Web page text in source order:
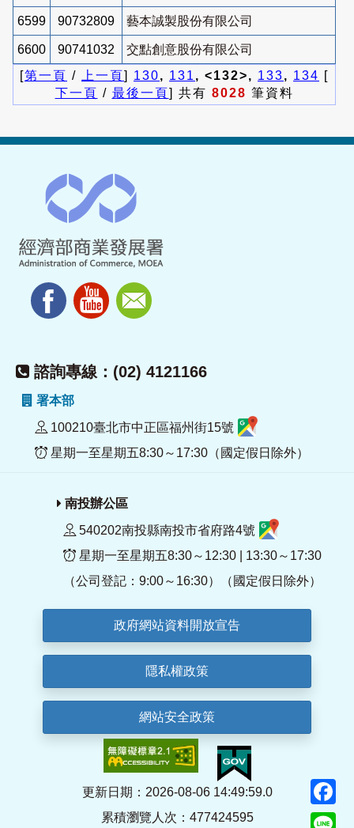
6599 90732809 藝本誠製股份有限公司
6600 90741032
交點創意股份有限公司
[第一頁 / 上一頁] 130, 131 , <132>, 133, 134 [
下一頁 / 最後一頁] 共有 8028 筆資料
諮詢專線：(02) 4121166
署本部
100210臺北市中正區福州街15號
星期一至星期五8:30～17:30（國定假日除外）
南投辦公區
540202南投縣南投市省府路4號
星期一至星期五8:30～12:30 | 13:30～17:30
（公司登記：9:00～16:30）（國定假日除外）
政府網站資料開放宣告
隱私權政策
網站安全政策
更新日期：2026-08-06 14:49:59.0
累積瀏覽人次：477424595